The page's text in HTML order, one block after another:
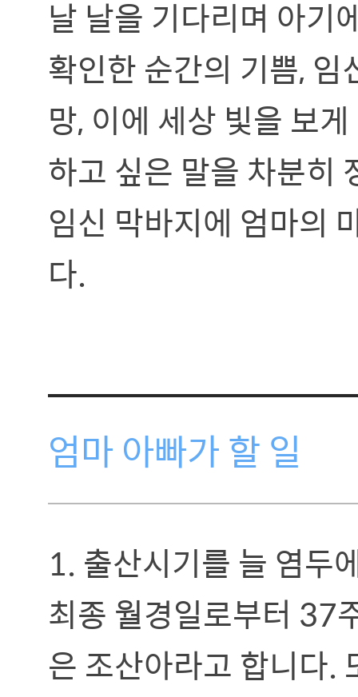
날 날을 기다리며 아기
확인한 순간의 기쁨,
망, 이에 세상 빛을 보
하고 싶은 말을 차분히
임신 막바지에 엄마의
다.
엄마 아빠가 할 일
1. 출산시기를 늘 염두
최종 월경일로부터 37
은 조산아라고 합니다.